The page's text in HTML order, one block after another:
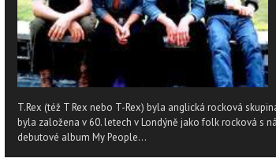
T.Rex (též T Rex nebo T-Rex) byla anglická rocková
byla založena v 60. letech v Londýně jako folk rocková s
debutové album My People...